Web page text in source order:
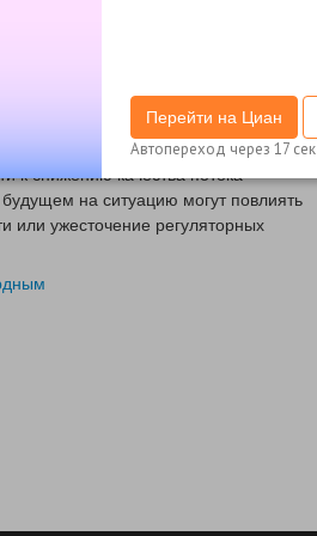
одобрения ипотечных заявок
директор по маркетингу НБКИ
подход к ипотечному
одобрения ипотечных заявок
к снижению качества потока
на ситуацию могут повлиять
или ужесточение регуляторных
Перейти на Циан
Автопереход через 17 сек